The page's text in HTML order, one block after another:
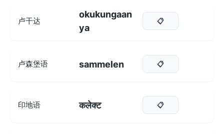
卢干达
okukungaan
ya
📋
卢森堡语 sammelen 📋
印地语 कलेक्ट 📋